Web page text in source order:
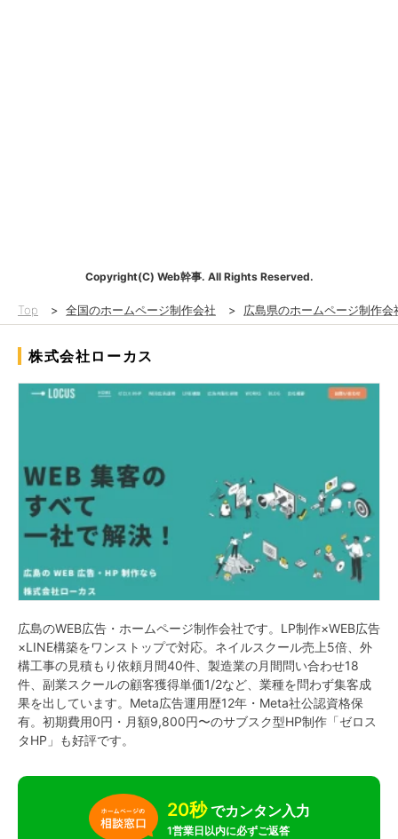
Copyright(C) Web幹事. All Rights Reserved.
Top > 全国のホームページ制作会社 > 広島県のホームページ制作会
株式会社ローカス
広島のWEB広告・ホームページ制作会社です。LP制作×WEB広告
×LINE構築をワンストップで対応。ネイルスクール売上5倍、外
構工事の見積もり依頼月間40件、製造業の月間問い合わせ18
件、副業スクールの顧客獲得単価1/2など、業種を問わず集客成
果を出しています。Meta広告運用歴12年・Meta社公認資格保
有。初期費用0円・月額9,800円〜のサブスク型HP制作「ゼロス
タHP」も好評です。
20秒でカンタン入力
1営業日以内に必ずご返答